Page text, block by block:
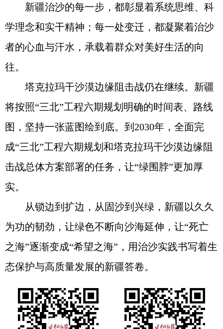
新疆治沙的每一步，都彰显着系统思维、科
学理念和实干精神；每一处变迁，都凝聚着治沙
者的心血与汗水，承载着群众对美好生活的向
往。
塔克拉玛干沙漠边缘阻击战仍在继续。新疆
将按照“三北”工程六期规划明确的时间表、路线
图，坚持一张蓝图绘到底。到2030年，全面完
成“三北”工程六期规划和塔克拉玛干沙漠边缘阻
击战总体方案部署的任务，让“绿围脖”更加厚
实。
从锁边到扩边，从固沙到兴绿，新疆以久久
为功的韧劲，让绿色不断向沙海延伸，让“死亡
之海”逐渐变成“希望之海”，用治沙实践书写着生
态保护与高质量发展的新疆答卷。